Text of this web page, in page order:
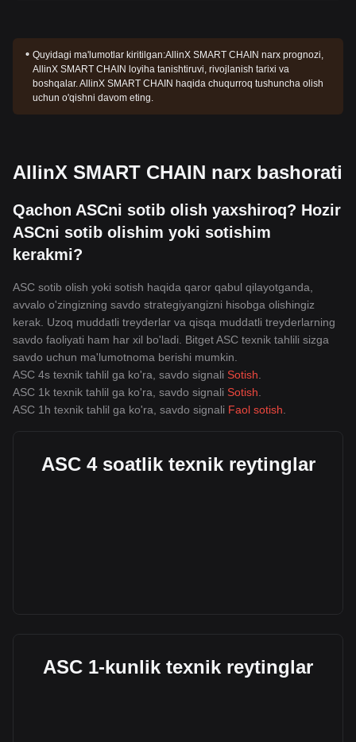
Quyidagi ma'lumotlar kiritilgan:AllinX SMART CHAIN narx prognozi,
AllinX SMART CHAIN loyiha tanishtiruvi, rivojlanish tarixi va
boshqalar. AllinX SMART CHAIN haqida chuqurroq tushuncha olish
uchun o'qishni davom eting.
AllinX SMART CHAIN narx bashorati
Qachon ASCni sotib olish yaxshiroq? Hozir
ASCni sotib olishim yoki sotishim
kerakmi?
ASC sotib olish yoki sotish haqida qaror qabul qilayotganda,
avvalo o'zingizning savdo strategiyangizni hisobga olishingiz
kerak. Uzoq muddatli treyderlar va qisqa muddatli treyderlarning
savdo faoliyati ham har xil bo'ladi. Bitget ASC texnik tahlili sizga
savdo uchun ma'lumotnoma berishi mumkin.
ASC 4s texnik tahlil ga ko'ra, savdo signali Sotish
ASC 1k texnik tahlil ga ko'ra, savdo signali Sotish
ASC 1h texnik tahlil ga ko'ra, savdo signali Faol sotish
ASC 4 soatlik texnik reytinglar
ASC 1-kunlik texnik reytinglar